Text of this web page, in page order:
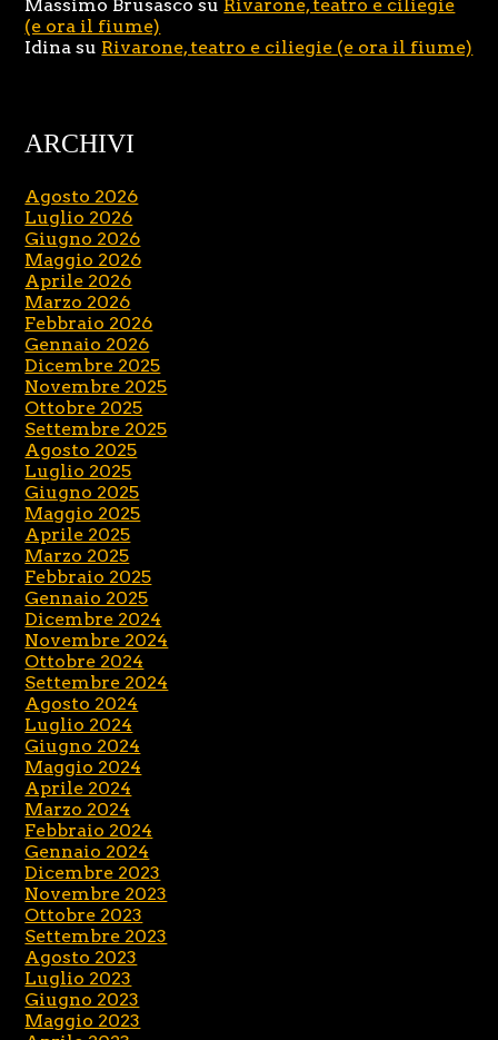
Massimo Brusasco su Rivarone, teatro e ciliegie
(e ora il fiume)
Idina su Rivarone, teatro e ciliegie (e ora il fiume)
ARCHIVI
Agosto 2026
Luglio 2026
Giugno 2026
Maggio 2026
Aprile 2026
Marzo 2026
Febbraio 2026
Gennaio 2026
Dicembre 2025
Novembre 2025
Ottobre 2025
Settembre 2025
Agosto 2025
Luglio 2025
Giugno 2025
Maggio 2025
Aprile 2025
Marzo 2025
Febbraio 2025
Gennaio 2025
Dicembre 2024
Novembre 2024
Ottobre 2024
Settembre 2024
Agosto 2024
Luglio 2024
Giugno 2024
Maggio 2024
Aprile 2024
Marzo 2024
Febbraio 2024
Gennaio 2024
Dicembre 2023
Novembre 2023
Ottobre 2023
Settembre 2023
Agosto 2023
Luglio 2023
Giugno 2023
Maggio 2023